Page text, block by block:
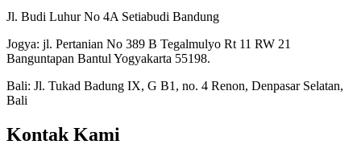
Jl. Budi Luhur No 4A Setiabudi Bandung
Jogya: jl. Pertanian No 389 B Tegalmulyo Rt 11 RW 21
Banguntapan Bantul Yogyakarta 55198.
Bali: Jl. Tukad Badung IX, G B1, no. 4 Renon, Denpasar Selatan,
Bali
Kontak Kami